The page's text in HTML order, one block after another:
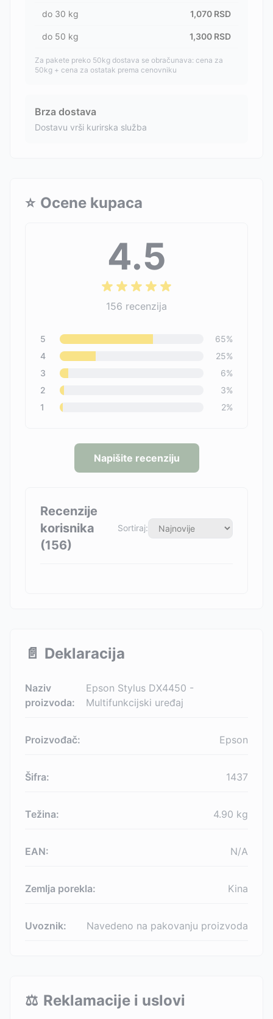
do 30 kg 1,070 RSD
do 50 kg 1,300 RSD
Za pakete preko 50kg dostava se obračunava: cena za
50kg + cena za ostatak prema cenovniku
Brza dostava
Dostavu vrši kurirska služba
⭐ Ocene kupaca
4.5
156 recenzija
5 65%
4
25%
3
6%
2
3%
1
2%
Napišite recenziju
Recenzije
korisnika
(156)
Sortiraj:
📄 Deklaracija
Naziv
proizvoda:
Epson Stylus DX4450 -
Multifunkcijski uređaj
Proizvođač: Epson
Šifra: 1437
Težina: 4.90 kg
EAN: N/A
Zemlja porekla: Kina
Uvoznik: Navedeno na pakovanju proizvoda
⚖️ Reklamacije i uslovi